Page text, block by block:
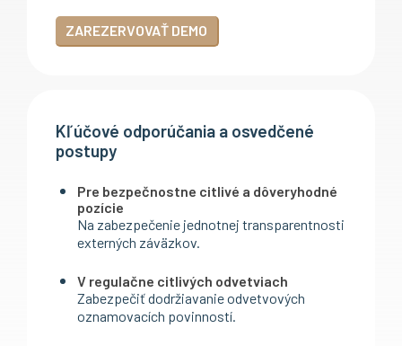
ZAREZERVOVAŤ DEMO
Kľúčové odporúčania a osvedčené
postupy
Pre bezpečnostne citlivé a dôveryhodné
pozície
Na zabezpečenie jednotnej transparentnosti
externých záväzkov.
V regulačne citlivých odvetviach
Zabezpečiť dodržiavanie odvetvových
oznamovacích povinností.